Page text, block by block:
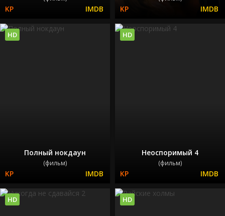
Полный нокдаун
(фильм)
HD
Неоспоримый 4
(фильм)
HD
HD HD